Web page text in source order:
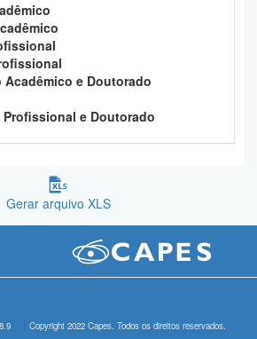
Acadêmico e Doutorado
Profissional e Doutorado
Gerar arquivo XLS
Copyright 2022 Capes. Todos os direitos reservados.